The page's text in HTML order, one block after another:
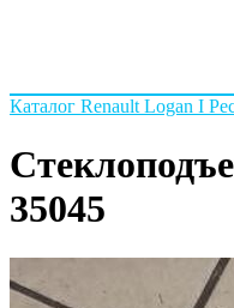
Каталог Renault Logan I
35045